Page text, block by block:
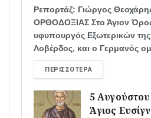
Ρεπορτάζ: Γιώργος
ΟΡΘΟΔΟΞΙΑΣ Στο Άγιον
υφυπουργός Εξωτερικών
Λοβέρδος, και ο Γερμανός
ΠΕΡΙΣΣΌΤΕΡΑ
5
Άγιος